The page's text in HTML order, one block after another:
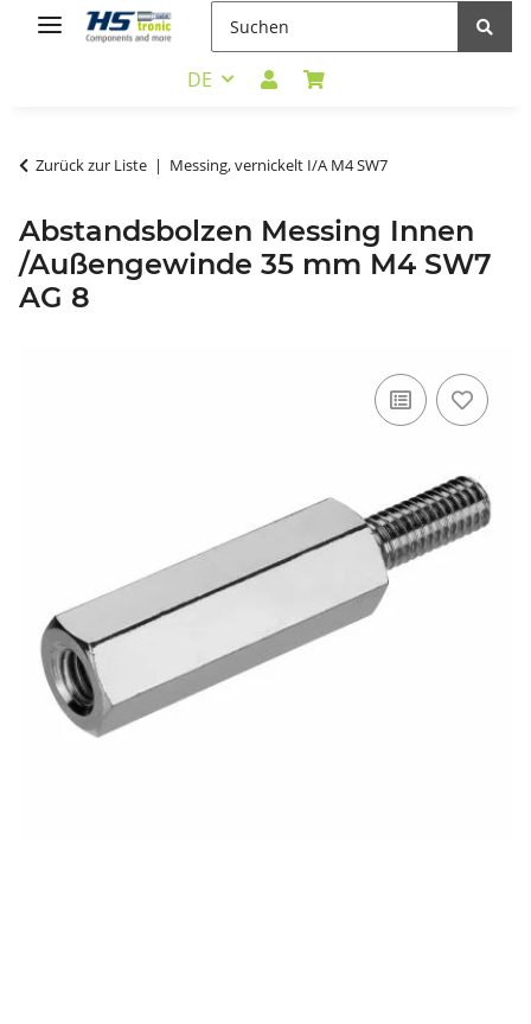
DE
Zurück zur Liste Messing, vernickelt I/A M4 SW7
Abstandsbolzen Messing Innen
/Außengewinde 35 mm M4 SW7
AG 8